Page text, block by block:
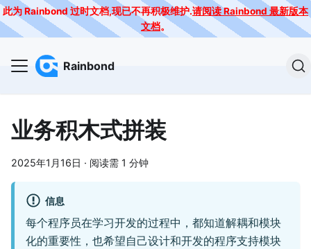
此为 Rainbond 过时文档,现已不再积极维护.请阅读 Rainbond 最新版本
文档。
Rainbond
业务积木式拼装
2025年1月16日 · 阅读需 1 分钟
信息
每个程序员在学习开发的过程中，都知道解耦和模块
化的重要性，也希望自己设计和开发的程序支持模块